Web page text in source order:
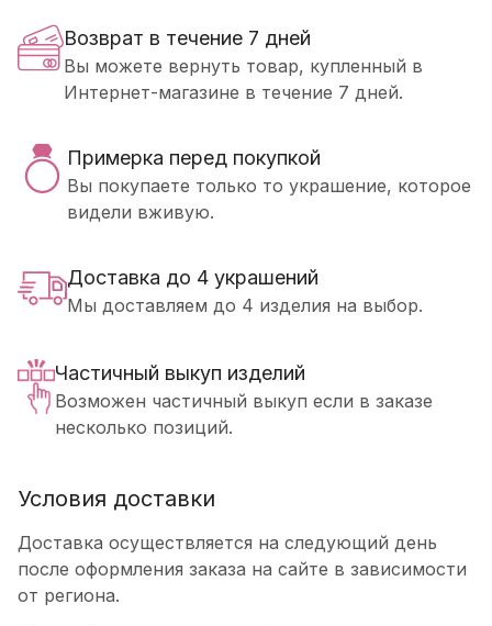
Возврат в течение 7 дней
Вы можете вернуть товар, купленный в
Интернет-магазине в течение 7 дней.
Примерка перед покупкой
Вы покупаете только то украшение, которое
видели вживую.
Доставка до 4 украшений
Мы доставляем до 4 изделия на выбор.
Частичный выкуп изделий
Возможен частичный выкуп если в заказе
несколько позиций.
Условия доставки
Доставка осуществляется на следующий день
после оформления заказа на сайте в зависимости
от региона.